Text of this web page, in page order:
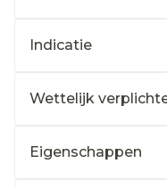
Indicatie
Wettelijk
Eigenschappen